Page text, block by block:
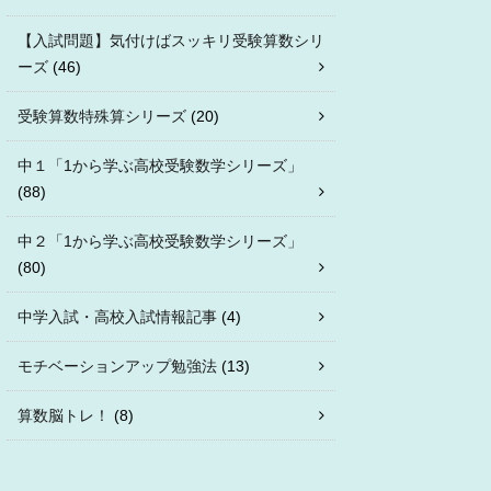
【入試問題】気付けばスッキリ受験算数シリ
ーズ (46)
受験算数特殊算シリーズ (20)
中１「1から学ぶ高校受験数学シリーズ」
(88)
中２「1から学ぶ高校受験数学シリーズ」
(80)
中学入試・高校入試情報記事 (4)
モチベーションアップ勉強法 (13)
算数脳トレ！ (8)